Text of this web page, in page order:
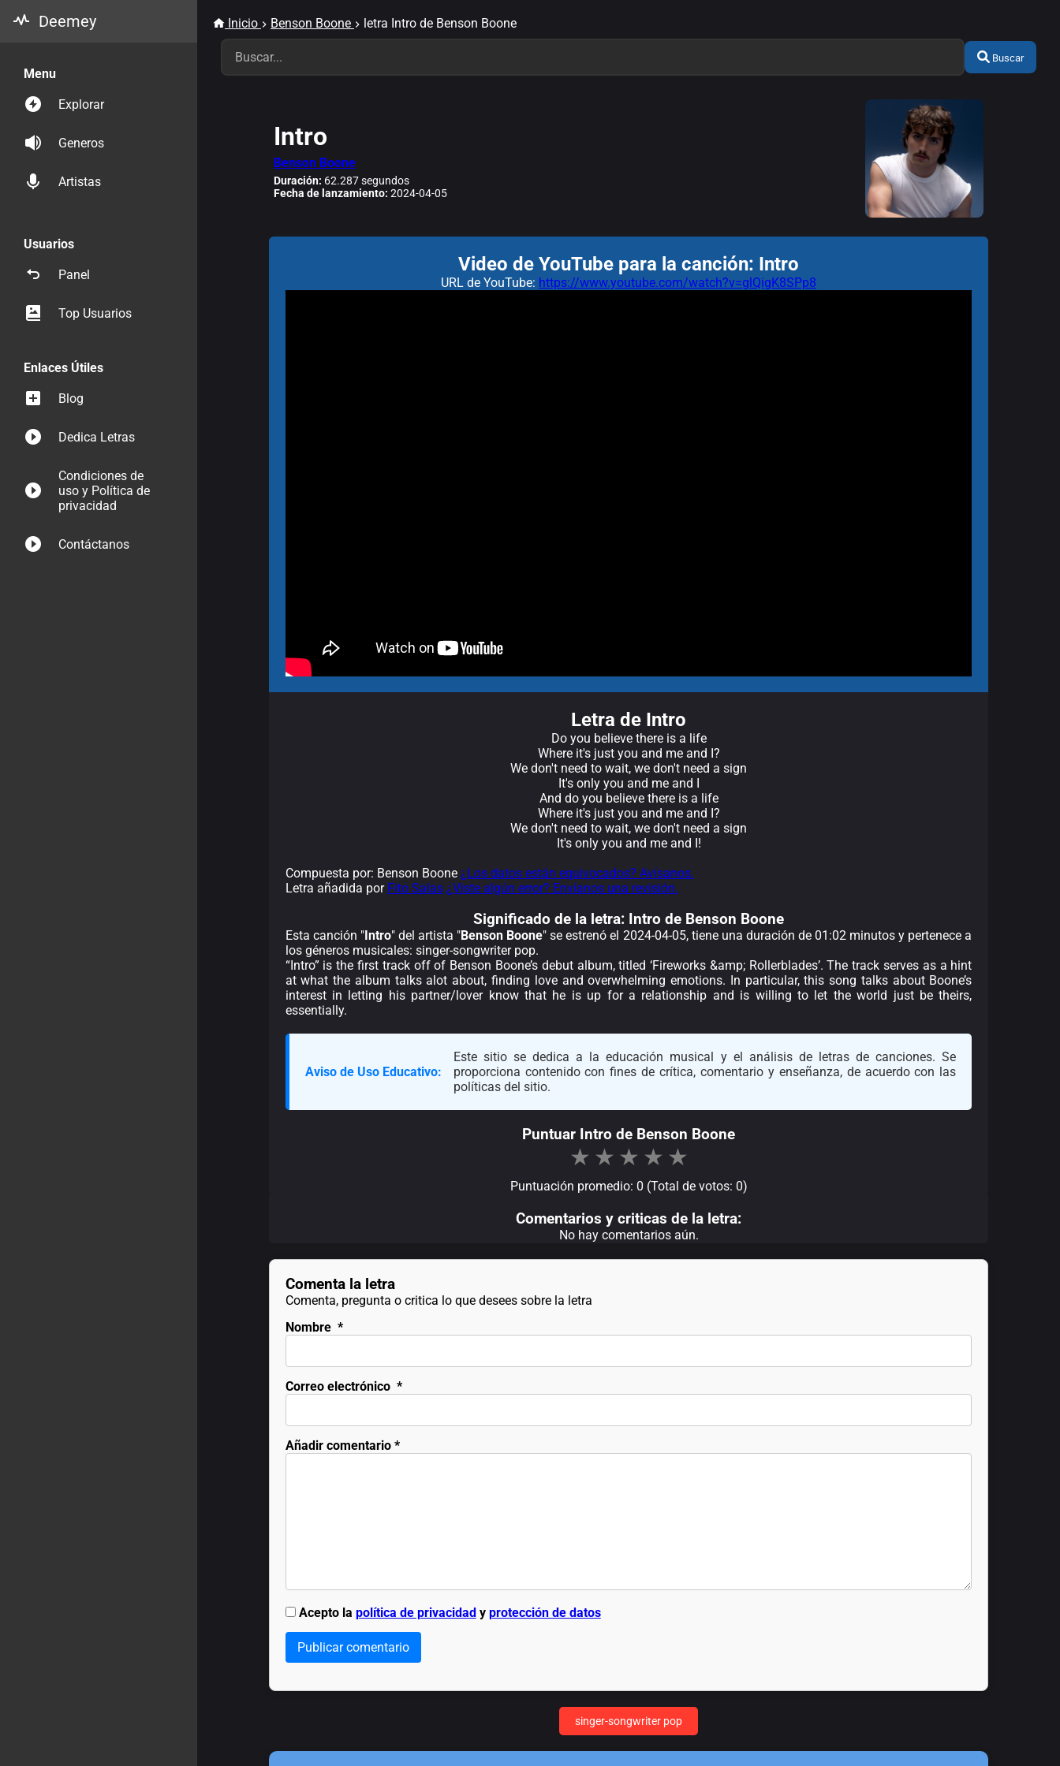
Deemey
Menu
Explorar
Generos
Artistas
Usuarios
Panel
Top Usuarios
Enlaces Útiles
Blog
Dedica Letras
Condiciones de
uso y Política de
privacidad
Contáctanos
Inicio Benson Boone letra Intro de Benson Boone
Buscar
Intro
Benson Boone
Duración: 62.287 segundos
Fecha de lanzamiento: 2024-04-05
Video de YouTube para la canción: Intro
URL de YouTube: https://www.youtube.com/watch?v=glQigK8SPp8
Letra de Intro
Do you believe there is a life
Where it's just you and me and I?
We don't need to wait, we don't need a sign
It's only you and me and I
And do you believe there is a life
Where it's just you and me and I?
We don't need to wait, we don't need a sign
It's only you and me and I!
Compuesta por: Benson Boone ¿Los datos están equivocados? Avísanos.
Letra añadida por Fito Salas ¿Viste algún error? Envíanos una revisión.
Significado de la letra: Intro de Benson Boone
Esta canción "Intro" del artista "Benson Boone" se estrenó el 2024-04-05, tiene una duración de 01:02 minutos y pertenece a
los géneros musicales: singer-songwriter pop.
“Intro” is the first track off of Benson Boone’s debut album, titled ‘Fireworks &amp; Rollerblades’. The track serves as a hint
at what the album talks alot about, finding love and overwhelming emotions. In particular, this song talks about Boone’s
interest in letting his partner/lover know that he is up for a relationship and is willing to let the world just be theirs,
essentially.
Aviso de Uso Educativo:
Este sitio se dedica a la educación musical y el análisis de letras de canciones. Se
proporciona contenido con fines de crítica, comentario y enseñanza, de acuerdo con las
políticas del sitio.
Puntuar Intro de Benson Boone
★ ★ ★ ★ ★
Puntuación promedio: 0 (Total de votos: 0)
Comentarios y criticas de la letra:
No hay comentarios aún.
Comenta la letra
Comenta, pregunta o critica lo que desees sobre la letra
Nombre *
Correo electrónico *
Añadir comentario*
Acepto la política de privacidady protección de datos
Publicar comentario
singer-songwriter pop